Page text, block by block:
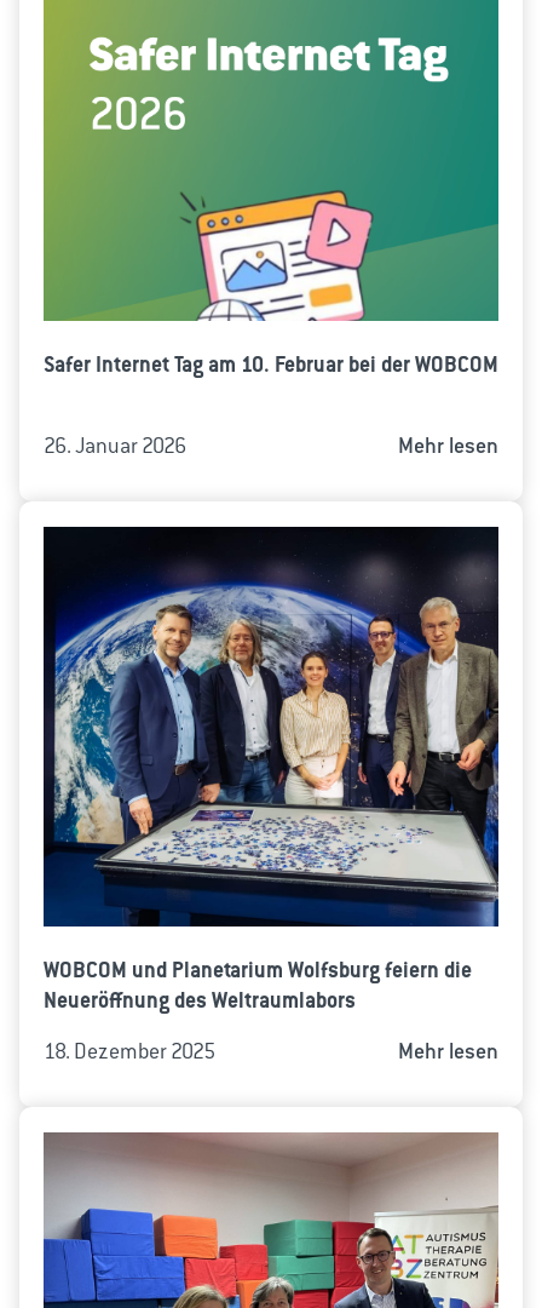
Safer Internet Tag am 10. Februar bei der WOBCOM
26. Januar 2026 Mehr lesen
WOBCOM und Planetarium Wolfsburg feiern die
Neueröffnung des Weltraumlabors
18. Dezember 2025 Mehr lesen